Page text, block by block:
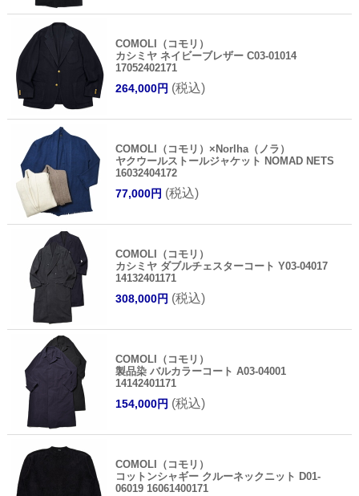
COMOLI（コモリ）
カシミヤ ネイビーブレザー C03-01014
17052402171
264,000円 (税込)
COMOLI（コモリ）×Norlha（ノラ）
ヤクウールストールジャケット NOMAD NETS
16032404172
77,000円 (税込)
COMOLI（コモリ）
カシミヤ ダブルチェスターコート Y03-04017
14132401171
308,000円 (税込)
COMOLI（コモリ）
製品染 バルカラーコート A03-04001
14142401171
154,000円 (税込)
COMOLI（コモリ）
コットンシャギー クルーネックニット D01-
06019 16061400171